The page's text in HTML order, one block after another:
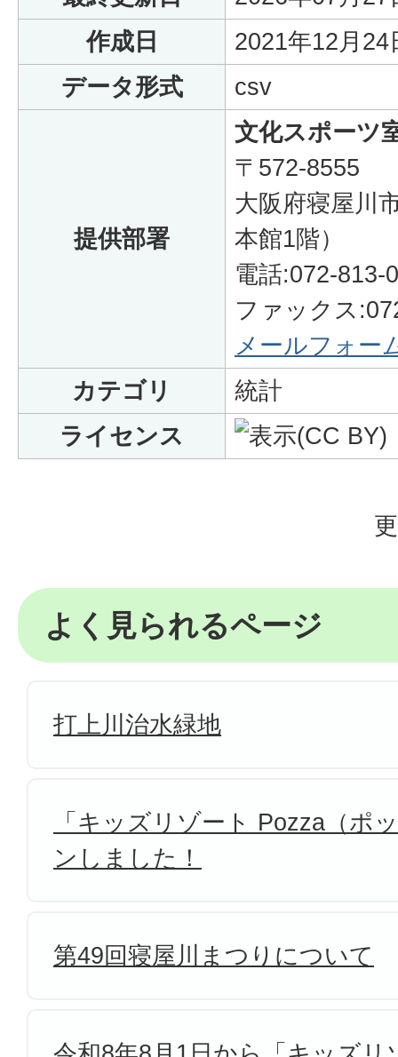
作成日
2021年12月24
データ形式
csv
提供部署
文化スポーツ
〒572-8555
大阪府寝屋川
本館1階）
電話:072-813-
ファックス
メールフォー
カテゴリ
統計
ライセンス
よく見られるページ
打上川治水緑地
「キッズリゾート Pozza（ポ
ンしました！
第49回寝屋川まつりについて